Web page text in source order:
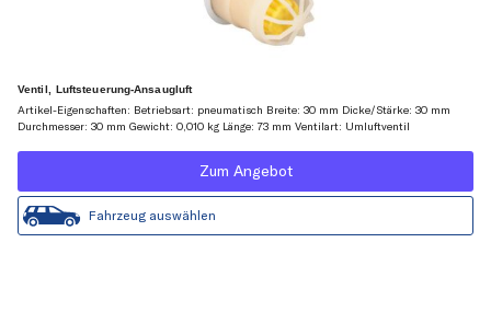
Ventil, Luftsteuerung-Ansaugluft
Artikel-Eigenschaften: Betriebsart: pneumatisch Breite: 30 mm Dicke/Stärke: 30 mm
Durchmesser: 30 mm Gewicht: 0,010 kg Länge: 73 mm Ventilart: Umluftventil
Zum Angebot
Fahrzeug auswählen